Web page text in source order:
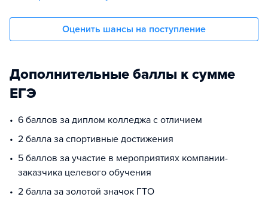
Оценить шансы на поступление
Дополнительные баллы к сумме
ЕГЭ
6 баллов за диплом колледжа с отличием
2 балла за спортивные достижения
5 баллов за участие в мероприятиях компании-
заказчика целевого обучения
2 балла за золотой значок ГТО